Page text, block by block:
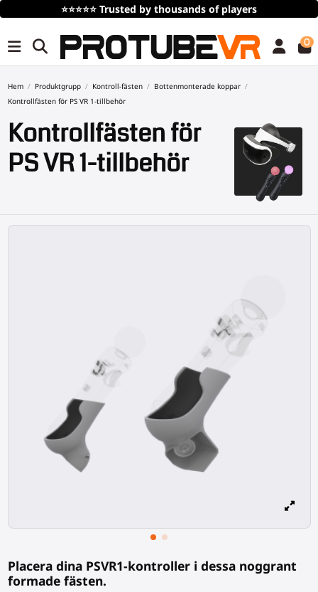
Gratis fraktvid köp över 100€/115$ (tidsbegränsat)
0
Hem Produktgrupp Kontroll-fästen
Bottenmonterade koppar
Kontrollfästen för PS VR 1-tillbehör
Kontrollfästen för
PS VR 1-tillbehör
Placera dina PSVR1-kontroller i dessa noggrant
formade fästen.